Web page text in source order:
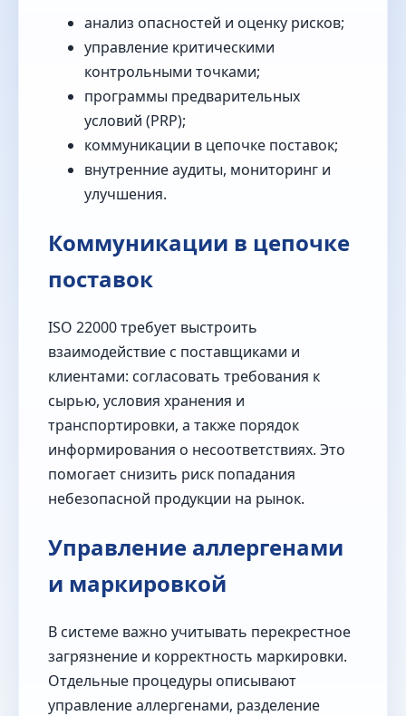
анализ опасностей и оценку рисков;
управление критическими
контрольными точками;
программы предварительных
условий (PRP);
коммуникации в цепочке поставок;
внутренние аудиты, мониторинг и
улучшения.
Коммуникации в цепочке
поставок
ISO 22000 требует выстроить
взаимодействие с поставщиками и
клиентами: согласовать требования к
сырью, условия хранения и
транспортировки, а также порядок
информирования о несоответствиях. Это
помогает снизить риск попадания
небезопасной продукции на рынок.
Управление аллергенами
и маркировкой
В системе важно учитывать перекрестное
загрязнение и корректность маркировки.
Отдельные процедуры описывают
управление аллергенами, разделение